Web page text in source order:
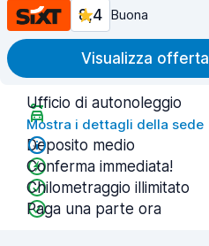
8,4 Buona
Visualizza offerta
Ufficio di autonoleggio
Mostra i dettagli della sede
Deposito medio
Conferma immediata!
Chilometraggio illimitato
Paga una parte ora